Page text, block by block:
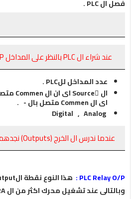
فصل ال PLC .
عند شراء ال PLC بالنظر على المداخل I / P بناء على :
عدد المداخل للPLC .
اى ال Commen متصل بال - .
عندما ندرس ال الخرج (Outputs) نجدهم نوعين :
PLC Relay O/P :
وبالتالى عند تشغيل محرك اكثر من ال 2A يتم استخدام